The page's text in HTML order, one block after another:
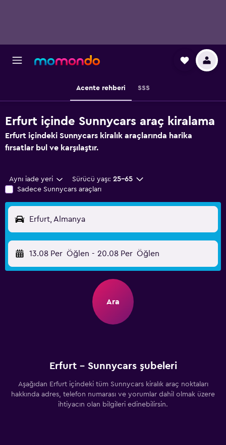
Acente rehberi SSS
Erfurt içinde Sunnycars araç kiralama
Erfurt içindeki Sunnycars kiralık araçlarında harika
fırsatlar bul ve karşılaştır.
Aynı iade yeri Sürücü yaşı: 25-65
Sadece Sunnycars araçları
Erfurt, Almanya
13.08 Per Öğlen - 20.08 Per Öğlen
Ara
Erfurt - Sunnycars şubeleri
Aşağıdan Erfurt içindeki tüm Sunnycars kiralık araç noktaları
hakkında adres, telefon numarası ve yorumlar dahil olmak üzere
ihtiyacın olan bilgileri edinebilirsin.